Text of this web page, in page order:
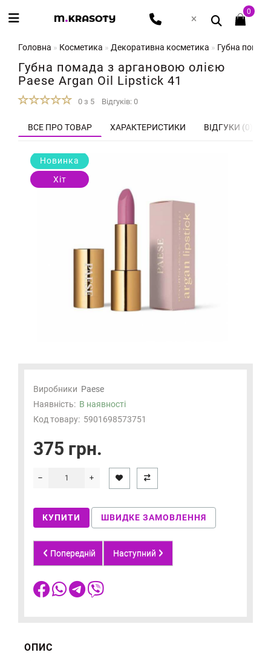
0
Головна Косметика Декоративна косметика Губна
Губна помада з аргановою олією
Paese Argan Oil Lipstick 41
0 з 5 Відгуків: 0
ВСЕ ПРО ТОВАР ХАРАКТЕРИСТИКИ ВІДГУКИ (0)
Новинка
Хіт
Виробники Paese
Наявність: В наявності
Код товару: 5901698573751
375 грн.
КУПИТИ ШВИДКЕ ЗАМОВЛЕННЯ
Попередній Наступний
ОПИС